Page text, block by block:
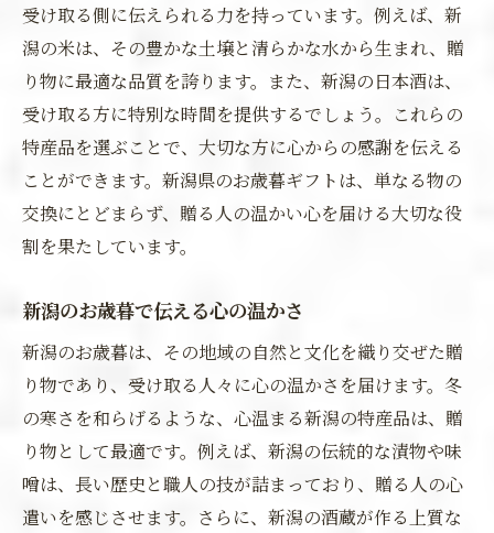
受け取る側に伝えられる力を持っています。例えば、新
潟の米は、その豊かな土壌と清らかな水から生まれ、贈
り物に最適な品質を誇ります。また、新潟の日本酒は、
受け取る方に特別な時間を提供するでしょう。これらの
特産品を選ぶことで、大切な方に心からの感謝を伝える
ことができます。新潟県のお歳暮ギフトは、単なる物の
交換にとどまらず、贈る人の温かい心を届ける大切な役
割を果たしています。
新潟のお歳暮で伝える心の温かさ
新潟のお歳暮は、その地域の自然と文化を織り交ぜた贈
り物であり、受け取る人々に心の温かさを届けます。冬
の寒さを和らげるような、心温まる新潟の特産品は、贈
り物として最適です。例えば、新潟の伝統的な漬物や味
噌は、長い歴史と職人の技が詰まっており、贈る人の心
遣いを感じさせます。さらに、新潟の酒蔵が作る上質な